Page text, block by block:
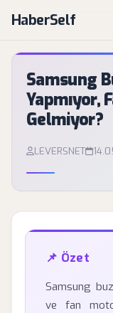
HaberSelf
Samsung
Yapmıyor,
Gelmiyor?
LEVERSNET
📌 Özet
Samsung
ve fan